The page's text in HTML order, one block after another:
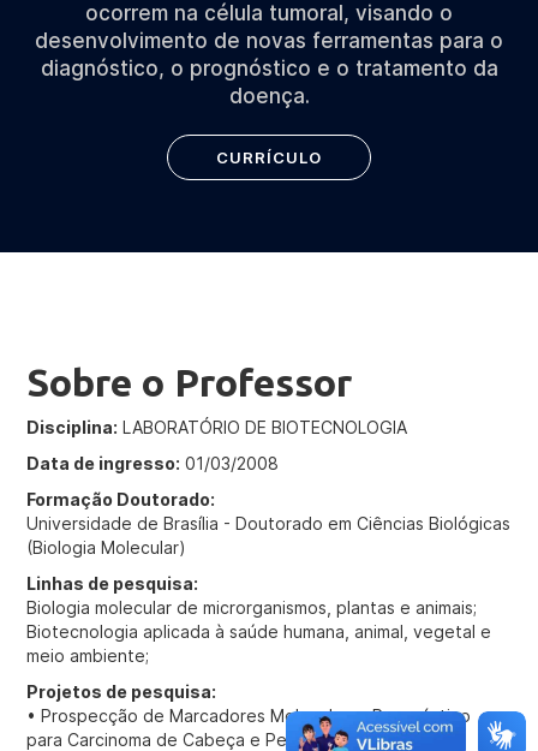
ocorrem na célula tumoral, visando o
desenvolvimento de novas ferramentas para o
diagnóstico, o prognóstico e o tratamento da
doença.
CURRÍCULO
Sobre o Professor
Disciplina: LABORATÓRIO DE BIOTECNOLOGIA
Data de ingresso: 01/03/2008
Formação Doutorado:
Universidade de Brasília - Doutorado em Ciências Biológicas
(Biologia Molecular)
Linhas de pesquisa:
Biologia molecular de microrganismos, plantas e animais;
Biotecnologia aplicada à saúde humana, animal, vegetal e
meio ambiente;
Projetos de pesquisa:
• Prospecção de Marcadores Moleculares Prognóstico
para Carcinoma de Cabeça e Pescoço